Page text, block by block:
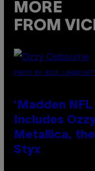
MORE
FROM
PHOTO BY NICK LAHAM/
‘Madden
Includes
Metallica,
Styx